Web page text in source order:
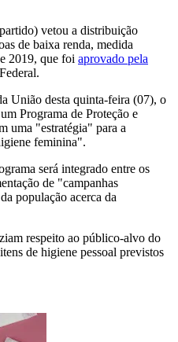
vetou a distribuição
de baixa renda, medida
2019, que foi aprovado pela
União desta quinta-feira (07), o
Programa de Proteção e
uma "estratégia" para a
feminina".
será integrado entre os
de "campanhas
população acerca da
respeito ao público-alvo do
de higiene pessoal previstos